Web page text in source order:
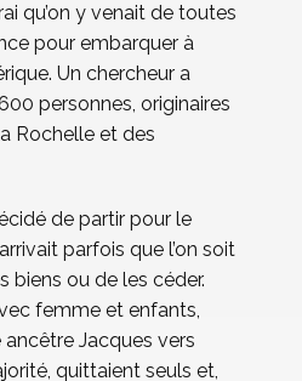
qu’on y venait de toutes
pour embarquer à
Un chercheur a
personnes, originaires
Rochelle et des
de partir pour le
parfois que l’on soit
biens ou de les céder.
femme et enfants,
ancêtre Jacques vers
quittaient seuls et,